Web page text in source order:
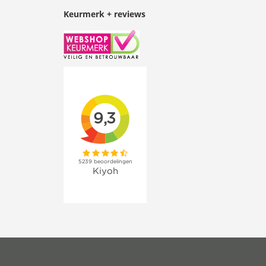
Keurmerk + reviews